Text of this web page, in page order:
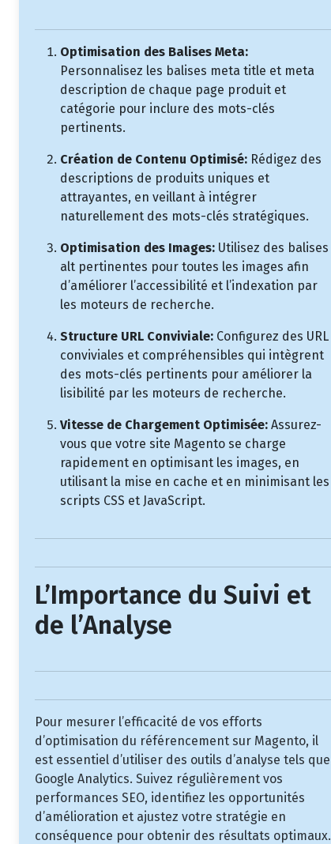
Optimisation des Balises Meta:
Personnalisez les balises meta title et meta
description de chaque page produit et
catégorie pour inclure des mots-clés
pertinents.
Création de Contenu Optimisé: Rédigez des
descriptions de produits uniques et
attrayantes, en veillant à intégrer
naturellement des mots-clés stratégiques.
Optimisation des Images: Utilisez des balises
alt pertinentes pour toutes les images afin
d’améliorer l’accessibilité et l’indexation par
les moteurs de recherche.
Structure URL Conviviale: Configurez des URL
conviviales et compréhensibles qui intègrent
des mots-clés pertinents pour améliorer la
lisibilité par les moteurs de recherche.
Vitesse de Chargement Optimisée: Assurez-
vous que votre site Magento se charge
rapidement en optimisant les images, en
utilisant la mise en cache et en minimisant les
scripts CSS et JavaScript.
L’Importance du Suivi et
de l’Analyse
Pour mesurer l’efficacité de vos efforts
d’optimisation du référencement sur Magento, il
est essentiel d’utiliser des outils d’analyse tels que
Google Analytics. Suivez régulièrement vos
performances SEO, identifiez les opportunités
d’amélioration et ajustez votre stratégie en
conséquence pour obtenir des résultats optimaux.